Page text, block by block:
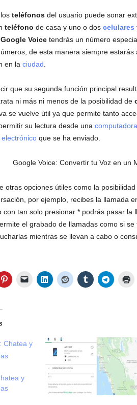
teléfonosdel usuario puede sonar
teléfono de casa y uno o dos celulares
Google Voicetendrás un número
de esta manera siempre
en la ciudad
que su segunda función principal
ni más ni menos de la posibilidad de
se vuelve útil ya que permite tanto
su lectura desde una computadora
que se ha enviado.
otras opciones útiles como la posibilidad
por ejemplo, recibes la llamada
con tan solo presionar * podrás pasar la
el grabado de llamadas como si
mientras se llevan a cabo o
y